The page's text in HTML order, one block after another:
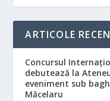
ARTICOLE
Concursul
debutează la
eveniment sub
Măcelaru